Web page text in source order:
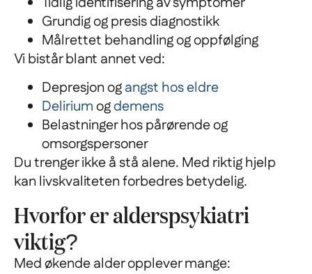
Grundig og presis diagnostikk
Målrettet behandling og oppfølging
Vi bistår blant annet ved:
Depresjon ogangst hos eldre
Deliriumogdemens
Belastninger hos pårørende og
omsorgspersoner
Du trenger ikke å stå alene. Med riktig hjelp
kan livskvaliteten forbedres betydelig.
Hvorfor er alderspsykiatri
viktig?
Med økende alder opplever mange: